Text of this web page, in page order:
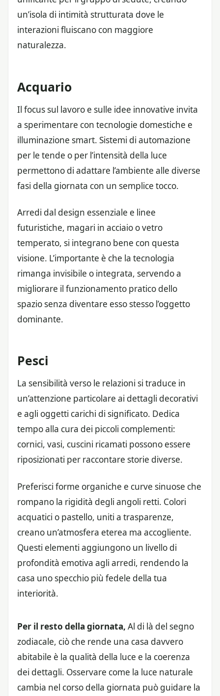
un’isola di intimità strutturata dove le
interazioni fluiscano con maggiore
naturalezza.
Acquario
Il focus sul lavoro e sulle idee innovative invita
a sperimentare con tecnologie domestiche e
illuminazione smart. Sistemi di automazione
per le tende o per l’intensità della luce
permettono di adattare l’ambiente alle diverse
fasi della giornata con un semplice tocco.
Arredi dal design essenziale e linee
futuristiche, magari in acciaio o vetro
temperato, si integrano bene con questa
visione. L’importante è che la tecnologia
rimanga invisibile o integrata, servendo a
migliorare il funzionamento pratico dello
spazio senza diventare esso stesso l’oggetto
dominante.
Pesci
La sensibilità verso le relazioni si traduce in
un’attenzione particolare ai dettagli decorativi
e agli oggetti carichi di significato. Dedica
tempo alla cura dei piccoli complementi:
cornici, vasi, cuscini ricamati possono essere
riposizionati per raccontare storie diverse.
Preferisci forme organiche e curve sinuose che
rompano la rigidità degli angoli retti. Colori
acquatici o pastello, uniti a trasparenze,
creano un’atmosfera eterea ma accogliente.
Questi elementi aggiungono un livello di
profondità emotiva agli arredi, rendendo la
casa uno specchio più fedele della tua
interiorità.
Per il resto della giornata, Al di là del segno
zodiacale, ciò che rende una casa davvero
abitabile è la qualità della luce e la coerenza
dei dettagli. Osservare come la luce naturale
cambia nel corso della giornata può guidare la